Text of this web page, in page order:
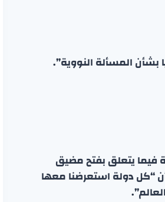
المسألة النووية”.
فيما يتعلق بفتح مضيق
“كل دولة استعرضنا معها